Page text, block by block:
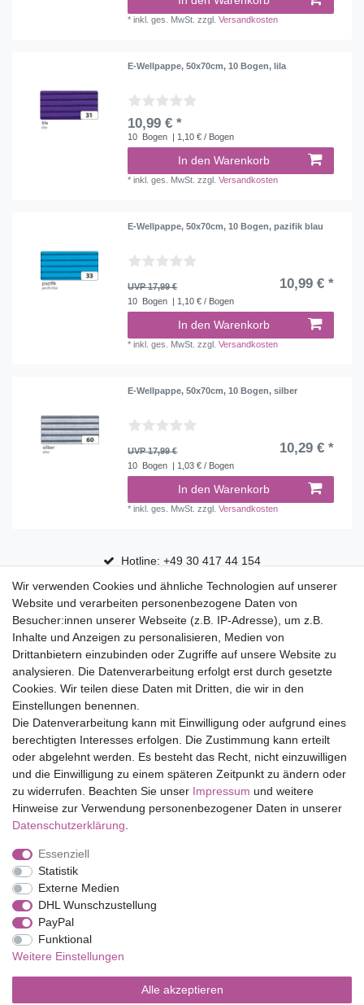
*inkl. ges. MwSt. zzgl.Versandkosten
E-Wellpappe, 50x70cm, 10 Bogen, lila
10,99 € *
10 Bogen | 1,10 € / Bogen
In den Warenkorb
*inkl. ges. MwSt. zzgl.Versandkosten
E-Wellpappe, 50x70cm, 10 Bogen, pazifik blau
UVP 17,99 € 10,99 € *
10 Bogen | 1,10 € / Bogen
In den Warenkorb
*inkl. ges. MwSt. zzgl.Versandkosten
E-Wellpappe, 50x70cm, 10 Bogen, silber
UVP 17,99 € 10,29 € *
10 Bogen | 1,03 € / Bogen
In den Warenkorb
*inkl. ges. MwSt. zzgl.Versandkosten
Hotline: +49 30 417 44 154
30 Tage Rückgaberecht
Versandfrei ab 75 € in Deutschland
Top Marken
Eduplay
Folia Bringmann
Shop
Mein Konto
Service
Versandkosten
Impressum
Barrierefreiheitserklärung
Wir verwenden Cookies und ähnliche Technologien auf unserer
Website und verarbeiten personenbezogene Daten von
Besucher:innen unserer Webseite (z.B. IP-Adresse), um z.B.
Inhalte und Anzeigen zu personalisieren, Medien von
Drittanbietern einzubinden oder Zugriffe auf unsere Website zu
analysieren. Die Datenverarbeitung erfolgt erst durch gesetzte
Cookies. Wir teilen diese Daten mit Dritten, die wir in den
Einstellungen benennen.
Die Datenverarbeitung kann mit Einwilligung oder aufgrund eines
berechtigten Interesses erfolgen. Die Zustimmung kann erteilt
oder abgelehnt werden. Es besteht das Recht, nicht einzuwilligen
und die Einwilligung zu einem späteren Zeitpunkt zu ändern oder
zu widerrufen. Beachten Sie unser Impressum und weitere
Hinweise zur Verwendung personenbezogener Daten in unserer
Daten­schutz­erklärung
Essenziell
Statistik
Externe Medien
DHL Wunschzustellung
PayPal
Funktional
Weitere Einstellungen
Alle akzeptieren